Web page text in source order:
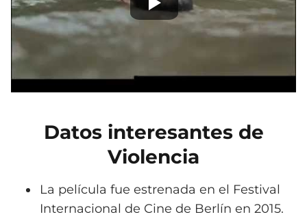
Datos interesantes de
Violencia
La película fue estrenada en el Festival
Internacional de Cine de Berlín en 2015.